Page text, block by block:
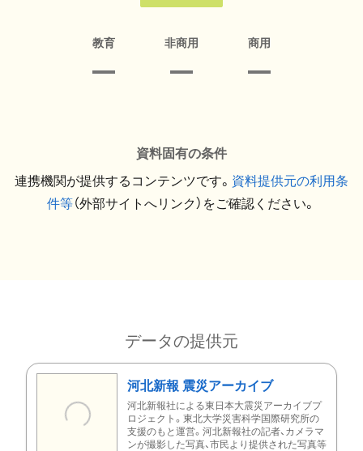
教育 非商用 商用
資料固有の条件
連携機関が提供するコンテンツです。 資料提供元の利用条
件等（外部サイトへリンク）をご確認ください。
データの提供元
河北新報 震災アーカイブ
河北新報社による東日本大震災アーカイブプ
ロジェクト。東北大学災害科学国際研究所の
支援のもと運営。河北新報社の記者、カメラマ
ンが撮影した写真、市民より提供された写真等